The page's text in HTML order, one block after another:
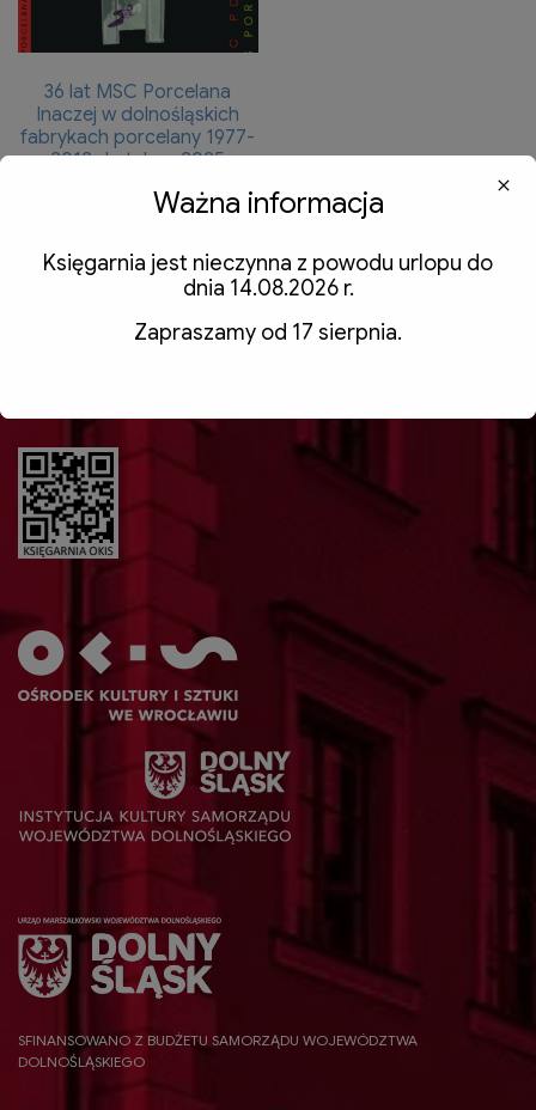
36 lat MSC Porcelana
Inaczej w dolnośląskich
fabrykach porcelany 1977-
2012- katalog, 2025
z VAT
Dodaj do koszyka
SFINANSOWANO Z BUDŻETU SAMORZĄDU WOJEWÓDZTWA
DOLNOŚLĄSKIEGO
Ważna informacja
Księgarnia jest nieczynna z powodu urlopu do
dnia 14.08.2026 r.
Zapraszamy od 17 sierpnia.